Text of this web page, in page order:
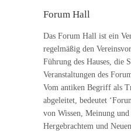
Forum Hall
Das Forum Hall ist ein
regelmäßig den
Führung des Hauses, die
Veranstaltungen des
Vom antiken Begriff als
abgeleitet, bedeutet
von Wissen, Meinung
Hergebrachtem und